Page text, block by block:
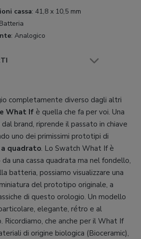
cassa: 41,8 x 10,5 mm
Batteria
: Analogico
completamente diverso dagli altri
What If è quella che fa per voi. Una
brand, riprende il passato in chiave
uno dei primissimi prototipi di
quadrato. Lo Swatch What If è
una cassa quadrata ma nel fondello,
batteria, possiamo visualizzare una
del prototipo originale, a
di questo orologio. Un modello
elegante, rétro e al
Ricordiamo, che anche per il What If
di origine biologica (Bioceramic),